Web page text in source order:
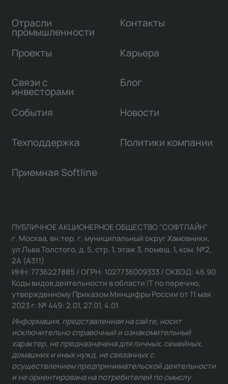
Отрасли
промышленности
Проекты
Связи с
инвесторами
Контакты
Карьера
Блог
События Новости
Техподдержка Политики компании
Приемная Softline
ПУБЛИЧНОЕ АКЦИОНЕРНОЕ ОБЩЕСТВО "СОФТЛАЙН"
г. Москва, вн.тер. г. муниципальный округ Хамовники,
ул Льва Толстого, д. 5, стр. 1, этаж 3, помещ. 1, ком. №2,
2А (А311)
ИНН: 7736227885 / ОГРН: 1027736009333 / ОКВЭД: 46.90
Коды видов деятельности в области IT по перечню,
утвержденному Приказом Минцифры России от 11 мая
2023 г. № 449: 2.01, 27.01, 4.01
Информация, представленная на сайте, носит
исключительно справочный и ознакомительный
характер, не предназначена для личных, семейных,
домашних и иных нужд, не связанных с
осуществлением предпринимательской деятельности
и не ориентирована на потребителей по смыслу